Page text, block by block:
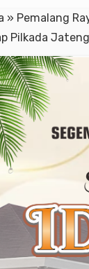
» Pemalang
Pilkada